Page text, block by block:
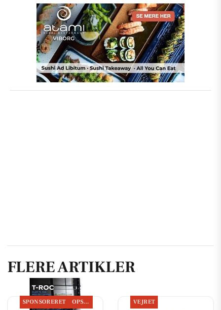
FLERE ARTIKLER
SPONSORERET OPSLAGSTAVLEN VEJRET